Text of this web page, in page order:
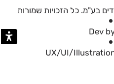
בע"מ. כל הזכויות שמורות
Dev
UX/UI/